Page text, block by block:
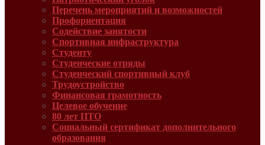
Перечень мероприятий и возможностей
Профориентация
Содействие занятости
Спортивная инфраструктура
Студенту
Студенческие отряды
Студенческий спортивный клуб
Трудоустройство
Финансовая грамотность
Целевое обучение
80 лет ПТО
Социальный сертификат дополнительного
образования